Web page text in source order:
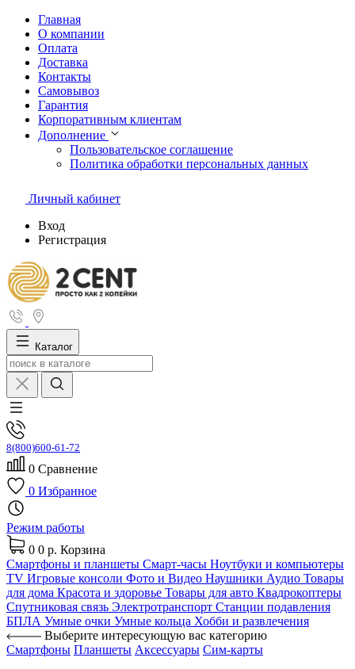
Главная
О компании
Оплата
Доставка
Контакты
Самовывоз
Гарантия
Корпоративным клиентам
Дополнение
Пользовательское соглашение
Политика обработки персональных данных
Личный кабинет
Вход
Регистрация
Каталог
8(800)600-61-72
0 Сравнение
0 Избранное
Режим работы
0 0 р. Корзина
Смартфоны и планшеты Смарт-часы Ноутбуки и компьютеры
TV Игровые консоли Фото и Видео Наушники Аудио Товары
для дома Красота и здоровье Товары для авто Квадрокоптеры
Спутниковая связь Электротранспорт Станции подавления
БПЛА Умные очки Умные кольца Хобби и развлечения
Выберите интересующую вас категорию
Смартфоны Планшеты Аксессуары Сим-карты